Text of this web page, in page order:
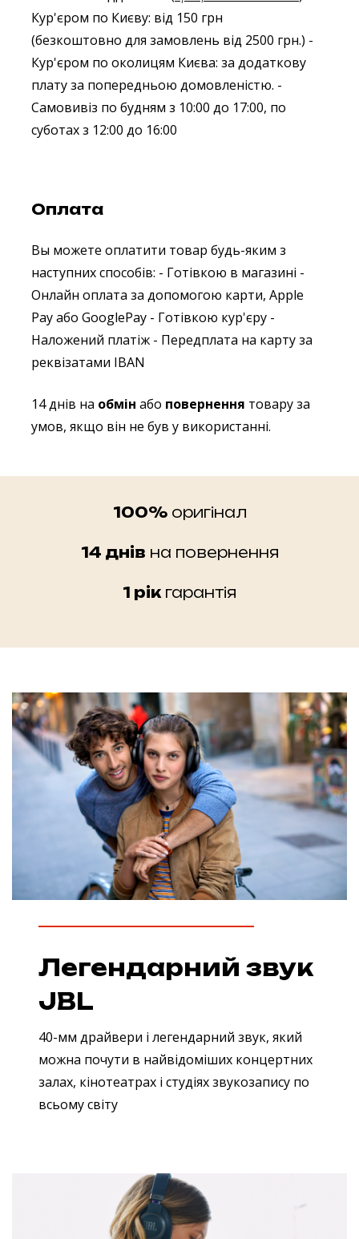
Кур'єром по Києву: від 150 грн
(безкоштовно для замовлень від 2500 грн.) -
Кур'єром по околицям Києва: за додаткову
плату за попередньою домовленістю. -
Самовивіз по будням з 10:00 до 17:00, по
суботах з 12:00 до 16:00
Оплата
Вы можете оплатити товар будь-яким з
наступних способів: - Готівкою в магазині -
Онлайн оплата за допомогою карти, Apple
Pay або GooglePay - Готівкою кур'єру -
Наложений платіж - Передплата на карту за
реквізатами IBAN
14 днів на обмін або повернення товару за
умов, якщо він не був у використанні.
100%оригінал
14 днів на повернення
1 рік гарантія
Легендарний звук
JBL
40-мм драйвери і легендарний звук, який
можна почути в найвідоміших концертних
залах, кінотеатрах і студіях звукозапису по
всьому світу